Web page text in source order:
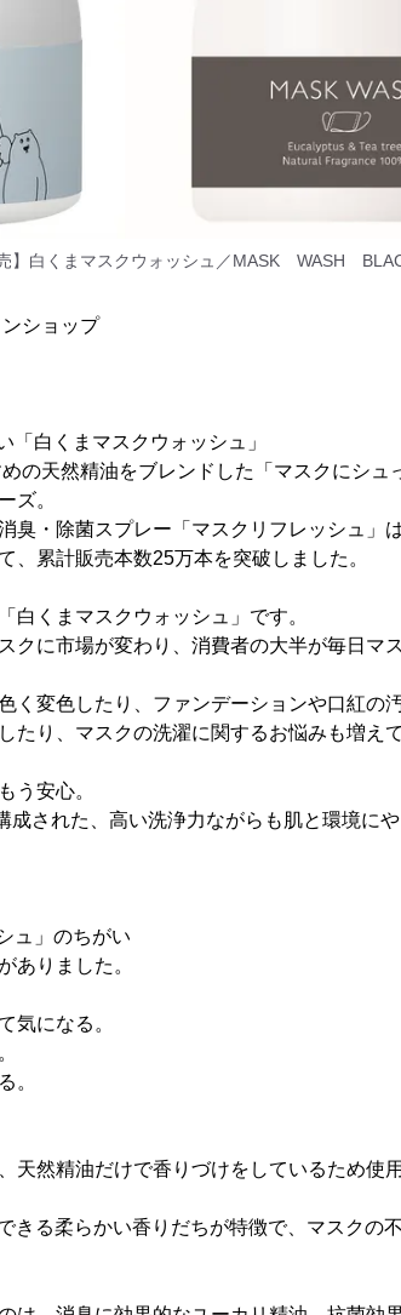
】白くまマスクウォッシュ／MASK WASH
ショップ
白くまマスクウォッシュ」
の天然精油をブレンドした「マスクにシュ
ズ。
臭・除菌スプレー「マスクリフレッシュ」
、累計販売本数25万本を突破しました。
白くまマスクウォッシュ」です。
クに市場が変わり、消費者の大半が毎日マ
く変色したり、ファンデーションや口紅の
たり、マスクの洗濯に関するお悩みも増え
う安心。
成された、高い洗浄力ながらも肌と環境に
ュ」のちがい
ありました。
気になる。
。
天然精油だけで香りづけをしているため使
きる柔らかい香りだちが特徴で、マスクの